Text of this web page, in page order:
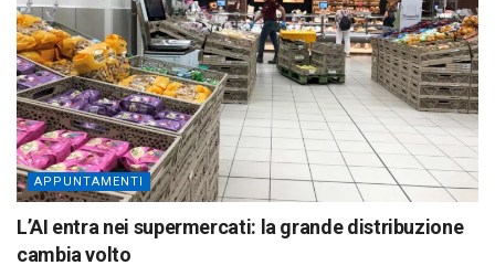
APPUNTAMENTI
L’AI entra nei supermercati: la grande distribuzione
cambia volto